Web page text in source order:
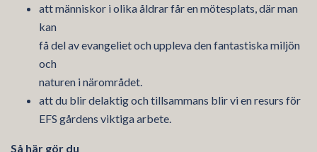
att människor i olika åldrar får en mötesplats, där man
kan
få del av evangeliet och uppleva den fantastiska miljön
och
naturen i närområdet.
att du blir delaktig och tillsammans blir vi en resurs för
EFS gårdens viktiga arbete.
Så här gör du